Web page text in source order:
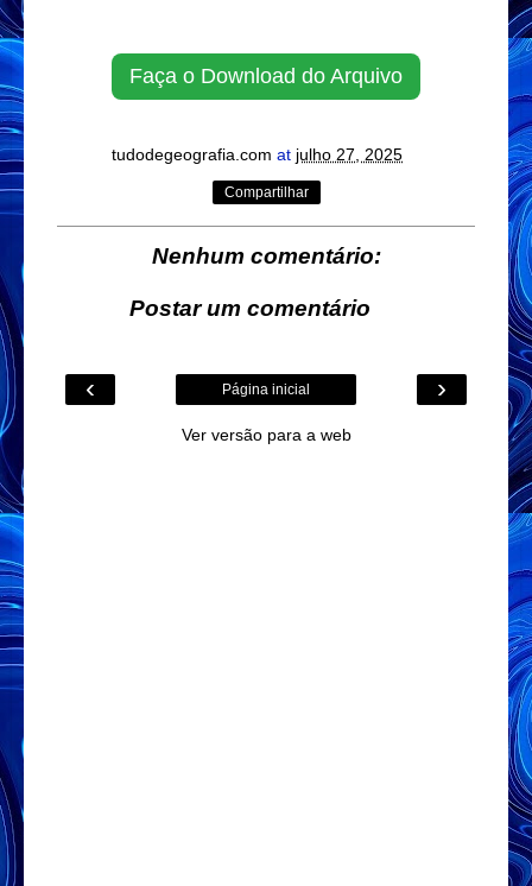
Faça o Download do Arquivo
tudodegeografia.com at julho 27, 2025
Compartilhar
Nenhum comentário:
Postar um comentário
‹ ›
Página inicial
Ver versão para a web